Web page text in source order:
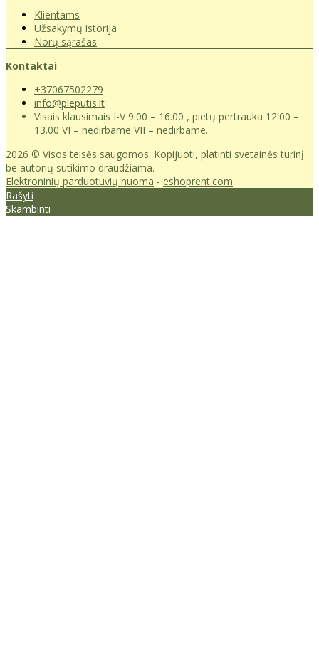
Klientams
Užsakymų istorija
Norų sąrašas
Kontaktai
+37067502279
info@pleputis.lt
Visais klausimais I-V 9.00 – 16.00 , pietų pertrauka 12.00 –
13.00 VI – nedirbame VII – nedirbame.
2026 © Visos teisės saugomos. Kopijuoti, platinti svetainės turinį
be autorių sutikimo draudžiama.
Elektroninių parduotuvių nuoma - eshoprent.com
Rašyti
Skambinti